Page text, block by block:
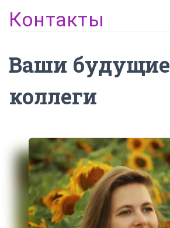
Контакты
Ваши будущие
коллеги